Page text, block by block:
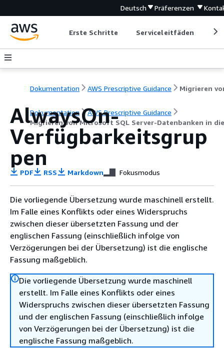
Deutsch Präferenzen
Erste Schritte Serviceleitfäden
Dokumentation AWS Prescriptive Guidance
Dokumentation
AWS Prescriptive Guidance
Migrieren von Microsoft SQL Server-Datenbanken in die
AlwaysOn-
Verfügbarkeitsgrup
pen
PDF RSS Markdown Fokusmodus
Die vorliegende Übersetzung wurde maschinell erstellt.
Im Falle eines Konflikts oder eines Widerspruchs
zwischen dieser übersetzten Fassung und der
englischen Fassung (einschließlich infolge von
Verzögerungen bei der Übersetzung) ist die englische
Fassung maßgeblich.
Die vorliegende Übersetzung wurde maschinell
erstellt. Im Falle eines Konflikts oder eines
Widerspruchs zwischen dieser übersetzten Fassung
und der englischen Fassung (einschließlich infolge
von Verzögerungen bei der Übersetzung) ist die
englische Fassung maßgeblich.